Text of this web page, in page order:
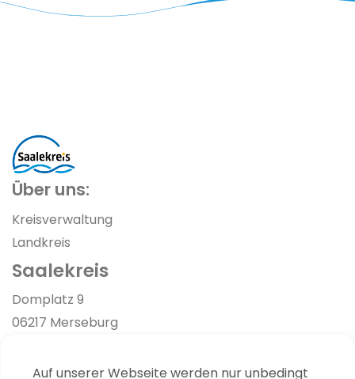
Auf unserer Webseite werden nur unbedingt
Über uns:
Kreisverwaltung
Landkreis
Saalekreis
Link zur Google-Maps Navigation
Domplatz 9
06217 Merseburg